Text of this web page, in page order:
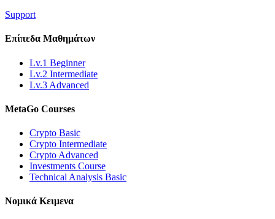
Support
Επίπεδα Μαθημάτων
Lv.1 Beginner
Lv.2 Intermediate
Lv.3 Advanced
MetaGo Courses
Crypto Basic
Crypto Intermediate
Crypto Advanced
Investments Course
Technical Analysis Basic
Νομικά Κειμενα